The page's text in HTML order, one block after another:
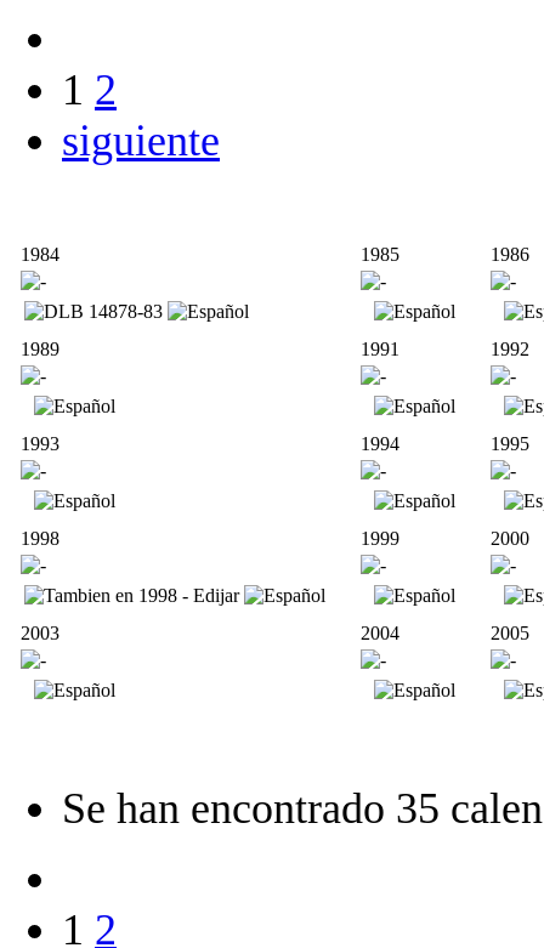
1 2
siguiente
1984 1985 1986
1989 1991 1992
1993 1994 1995
1998 1999 2000
2003 2004 2005
Se han encontrado 35
1 2